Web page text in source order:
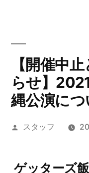
【開催中
らせ】
縄公演につ
投
スタッフ
ゲッターズ